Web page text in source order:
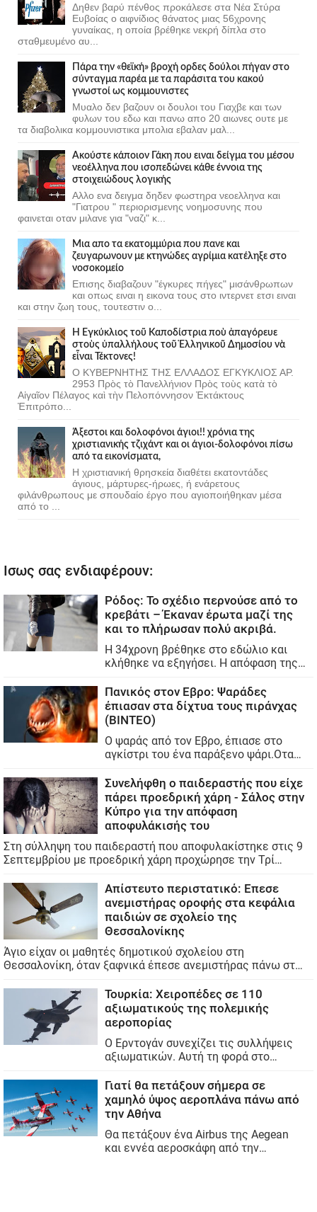
Δηθεν βαρύ πένθος προκάλεσε στα Νέα Στύρα
Ευβοίας ο αιφνίδιος θάνατος μιας 56χρονης
γυναίκας, η οποία βρέθηκε νεκρή δίπλα στο
σταθμευμένο αυ...
Πάρα την «θεϊκή» βροχή ορδες δούλοι πήγαν στο
σύνταγμα παρέα με τα παράσιτα του κακού
γνωστοί ως κομμουνιστες
Μυαλο δεν βαζουν οι δουλοι του Γιαχβε και των
φυλων του εδω και πανω απο 20 αιωνες ουτε με
τα διαβολικα κομμουνιστικα μπολια εβαλαν μαλ...
Ακούστε κάποιον Γάκη που ειναι δείγμα του μέσου
νεοέλληνα που ισοπεδώνει κάθε έννοια της
στοιχειώδους λογικής
Αλλο ενα δειγμα δηδεν φωστηρα νεοελληνα και
"Γιατρου " περιορισμενης νοημοσυνης που
φαινεται οταν μιλανε για "ναζι" κ...
Μια απο τα εκατομμύρια που πανε και
ζευγαρωνουν με κτηνώδες αγρίμια κατέληξε στο
νοσοκομείο
Επισης διαβαζουν "έγκυρες πήγες" μισάνθρωπων
και οπως ειναι η εικονα τους στο ιντερνετ ετσι ειναι
και στην ζωη τους, τουτεστιν ο...
Ἡ Ἐγκύκλιος τοῦ Καποδίστρια ποὺ ἀπαγόρευε
στοὺς ὑπαλλήλους τοῦ Ἑλληνικοῦ Δημοσίου νὰ
εἶναι Τέκτονες!
Ο ΚΥΒΕΡΝΗΤΗΣ ΤΗΣ ΕΛΛΑΔΟΣ ΕΓΚΥΚΛΙΟΣ ΑΡ.
2953 Πρὸς τὸ Πανελλήνιον Πρὸς τοὺς κατὰ τὸ
Αἰγαῖον Πέλαγος καὶ τὴν Πελοπόννησον Ἐκτάκτους
Ἐπιτρόπο...
Άξεστοι και δολοφόνοι άγιοι!! χρόνια της
χριστιανικής τζιχάντ και οι άγιοι-δολοφόνοι πίσω
από τα εικονίσματα,
Η χριστιανική θρησκεία διαθέτει εκατοντάδες
άγιους, μάρτυρες-ήρωες, ή ενάρετους
φιλάνθρωπους με σπουδαίο έργο που αγιοποιήθηκαν μέσα
από το ...